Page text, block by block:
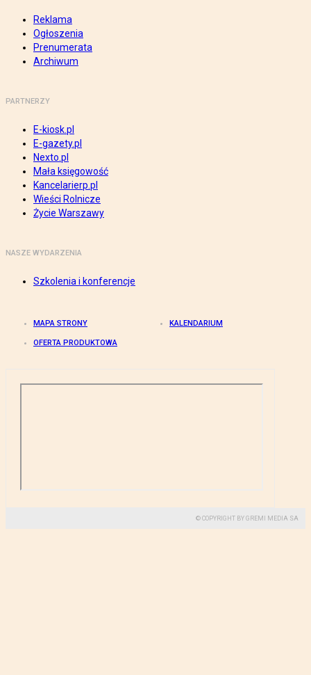
Reklama
Ogłoszenia
Prenumerata
Archiwum
PARTNERZY
E-kiosk.pl
E-gazety.pl
Nexto.pl
Mała księgowość
Kancelarierp.pl
Wieści Rolnicze
Życie Warszawy
NASZE WYDARZENIA
Szkolenia i konferencje
MAPA STRONY KALENDARIUM
OFERTA PRODUKTOWA
© COPYRIGHT BY GREMI MEDIA SA